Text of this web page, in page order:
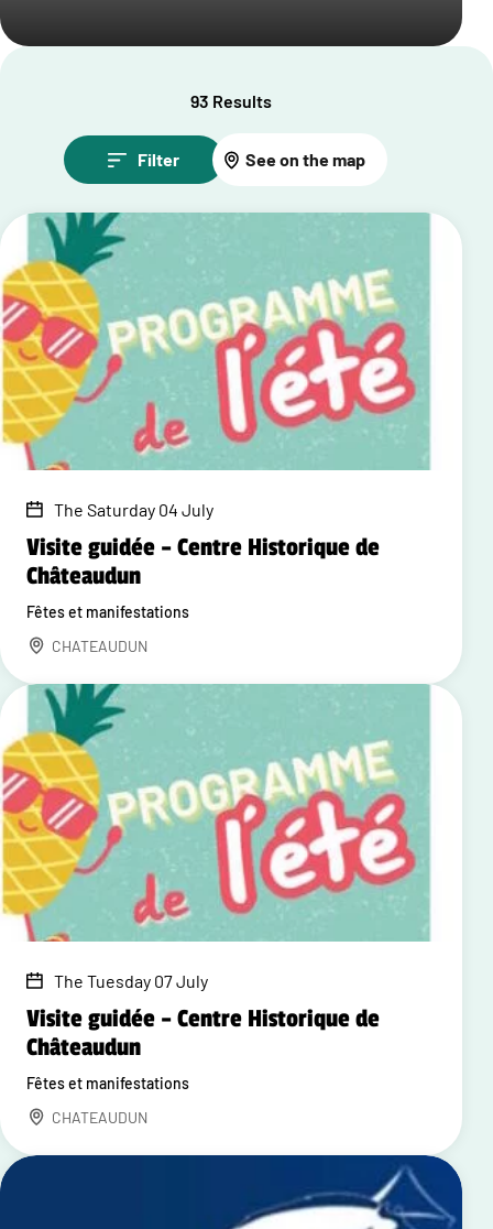
93 Results
Filter See on the map
The Saturday 04 July
Visite guidée – Centre Historique de
Châteaudun
Fêtes et manifestations
CHATEAUDUN
The Tuesday 07 July
Visite guidée – Centre Historique de
Châteaudun
Fêtes et manifestations
CHATEAUDUN